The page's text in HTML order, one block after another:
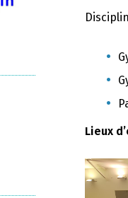
Lieux